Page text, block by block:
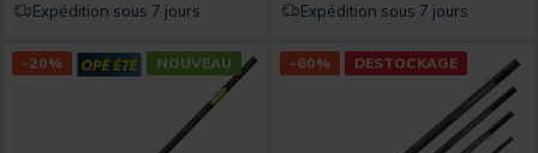
Expédition sous 7 jours Expédition sous 7 jours
-20% NOUVEAU -60% DESTOCKAGE